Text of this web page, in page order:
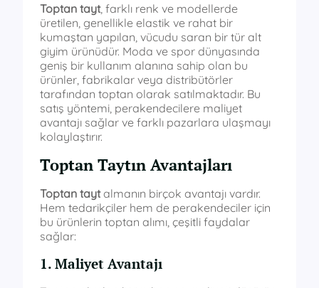
Toptan tayt, farklı renk ve modellerde
üretilen, genellikle elastik ve rahat bir
kumaştan yapılan, vücudu saran bir tür alt
giyim ürünüdür. Moda ve spor dünyasında
geniş bir kullanım alanına sahip olan bu
ürünler, fabrikalar veya distribütörler
tarafından toptan olarak satılmaktadır. Bu
satış yöntemi, perakendecilere maliyet
avantajı sağlar ve farklı pazarlara ulaşmayı
kolaylaştırır.
Toptan Taytın Avantajları
Toptan taytalmanın birçok avantajı vardır.
Hem tedarikçiler hem de perakendeciler için
bu ürünlerin toptan alımı, çeşitli faydalar
sağlar:
1. Maliyet Avantajı